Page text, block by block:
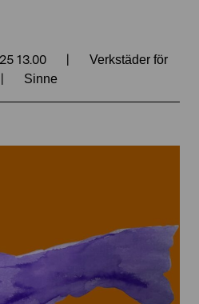
13.00 |
Verkstäder för
| Sinne